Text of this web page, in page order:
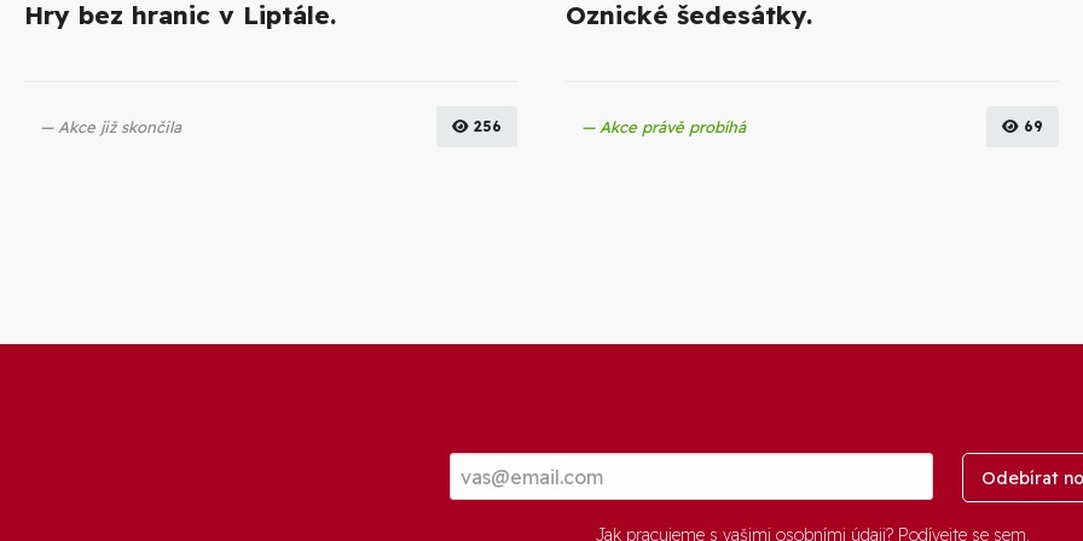
Hry bez hranic v Liptále.
Akce již skončila 256
Oznické šedesátky.
Akce právě probíhá 69
Odebírat
Jak pracujeme s vašimi osobními údaji? Podívejte se sem.